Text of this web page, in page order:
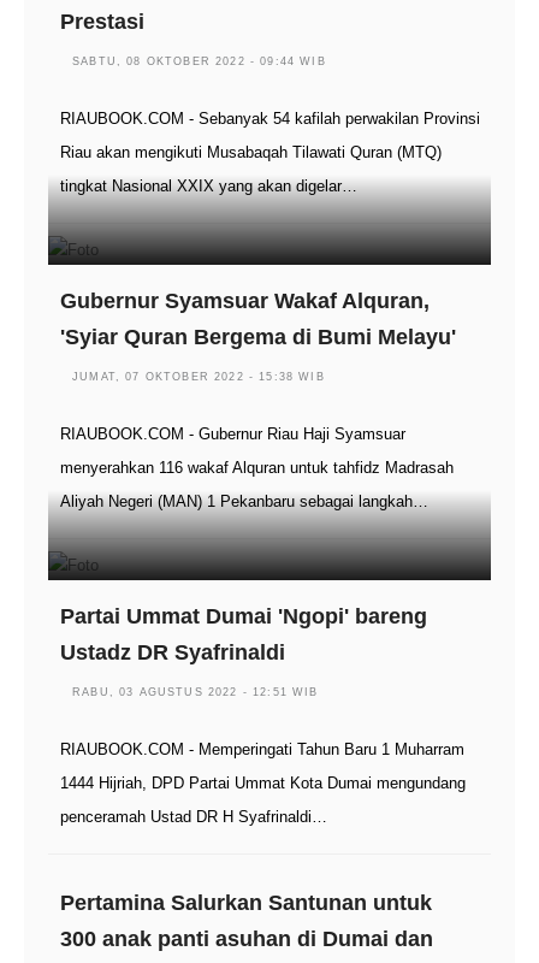
Prestasi
SABTU, 08 OKTOBER 2022 - 09:44 WIB
RIAUBOOK.COM - Sebanyak 54 kafilah perwakilan Provinsi
Riau akan mengikuti Musabaqah Tilawati Quran (MTQ)
tingkat Nasional XXIX yang akan digelar…
Gubernur Syamsuar Wakaf Alquran,
'Syiar Quran Bergema di Bumi Melayu'
JUMAT, 07 OKTOBER 2022 - 15:38 WIB
RIAUBOOK.COM - Gubernur Riau Haji Syamsuar
menyerahkan 116 wakaf Alquran untuk tahfidz Madrasah
Aliyah Negeri (MAN) 1 Pekanbaru sebagai langkah…
Partai Ummat Dumai 'Ngopi' bareng
Ustadz DR Syafrinaldi
RABU, 03 AGUSTUS 2022 - 12:51 WIB
RIAUBOOK.COM - Memperingati Tahun Baru 1 Muharram
1444 Hijriah, DPD Partai Ummat Kota Dumai mengundang
penceramah Ustad DR H Syafrinaldi…
Pertamina Salurkan Santunan untuk
300 anak panti asuhan di Dumai dan